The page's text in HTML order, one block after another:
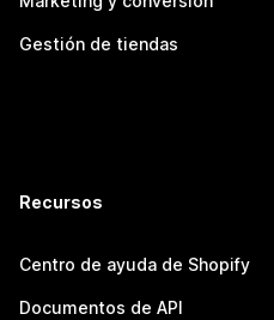
Gestión de tiendas
Recursos
Centro de ayuda de Shopify
Documentos de API